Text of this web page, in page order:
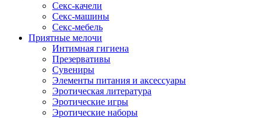
Секс-качели
Секс-машины
Секс-мебель
Приятные мелочи
Интимная гигиена
Презервативы
Сувениры
Элементы питания и аксессуары
Эротическая литература
Эротические игры
Эротические наборы